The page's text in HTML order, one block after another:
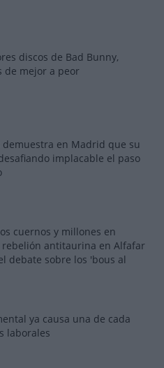
discos de Bad Bunny,
de mejor a peor
demuestra en Madrid que su
implacable el paso
cuernos y millones en
rebelión antitaurina en Alfafar
debate sobre los 'bous al
ya causa una de cada
laborales